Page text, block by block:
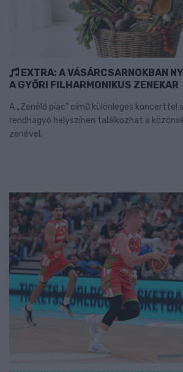
EXTRA: A VÁSÁRCSARNOKBAN
A GYŐRI FILHARMONIKUS ZENEKAR
A „Zenélő piac” című különleges koncerttel
rendhagyó helyszínen találkozhat a
zenével.